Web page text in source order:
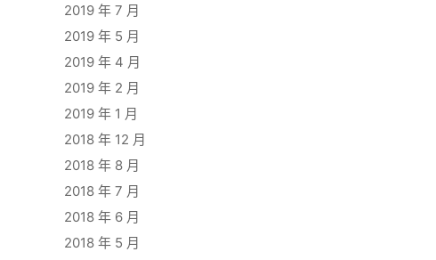
2019 年 7 月
2019 年 5 月
2019 年 4 月
2019 年 2 月
2019 年 1 月
2018 年 12 月
2018 年 8 月
2018 年 7 月
2018 年 6 月
2018 年 5 月